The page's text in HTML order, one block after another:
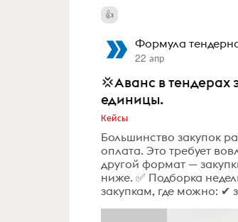
Формула
22 апр
💢Аванс в тендерах
единицы.
Кейсы
Большинство закупок
оплата. Это требует
другой формат —
ниже. ✅ Подборка
закупкам, где можно: ✔